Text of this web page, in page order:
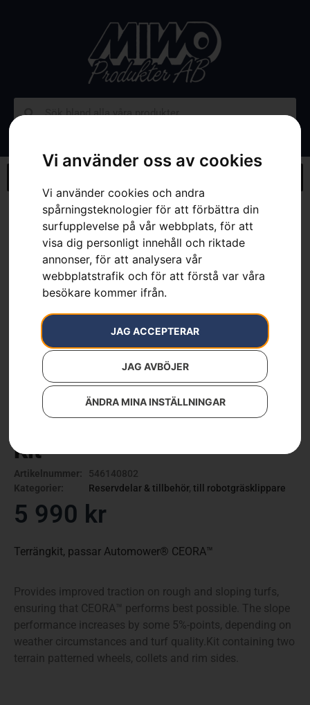
Vi använder oss av cookies
Vi använder cookies och andra
spårningsteknologier för att förbättra din
surfupplevelse på vår webbplats, för att
visa dig personligt innehåll och riktade
annonser, för att analysera vår
webbplatstrafik och för att förstå var våra
besökare kommer ifrån.
JAG ACCEPTERAR
JAG AVBÖJER
ÄNDRA MINA INSTÄLLNINGAR
»Webbutik»Husqvarna CEORA™ Terrain Kit
Kit
Artikelnummer:
546140802
Kategorier:
Reservdelar & tillbehör, till robotgräsklippare
5 990 kr
Terrängkit, passar Automower® CEORA™
Provides improved traction on rough and sloping turfs,
ensuring that CEORA™ performs best possible. The slope
performance increases by some 5%-points, depending on
weather circumstances and turf quality.Kit containing two
terrain patterned wheels, collets and rim sides.